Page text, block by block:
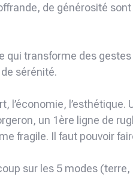
de générosité
qui transforme des
sérénité.
l’économie,
un 1ère ligne de
fragile. Il faut pouvoir
sur les 5 modes